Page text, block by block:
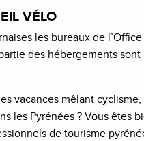
VÉLO
les bureaux de
des hébergements sont
vacances mêlant
les Pyrénées ? Vous êtes
de tourisme